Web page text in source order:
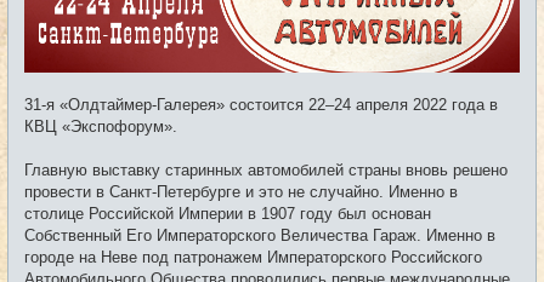
31-я «Олдтаймер-Галерея» состоится 22–24 апреля 2022 года в
КВЦ «Экспофорум».
Главную выставку старинных автомобилей страны вновь решено
провести в Санкт-Петербурге и это не случайно. Именно в
столице Российской Империи в 1907 году был основан
Собственный Его Императорского Величества Гараж. Именно в
городе на Неве под патронажем Императорского Российского